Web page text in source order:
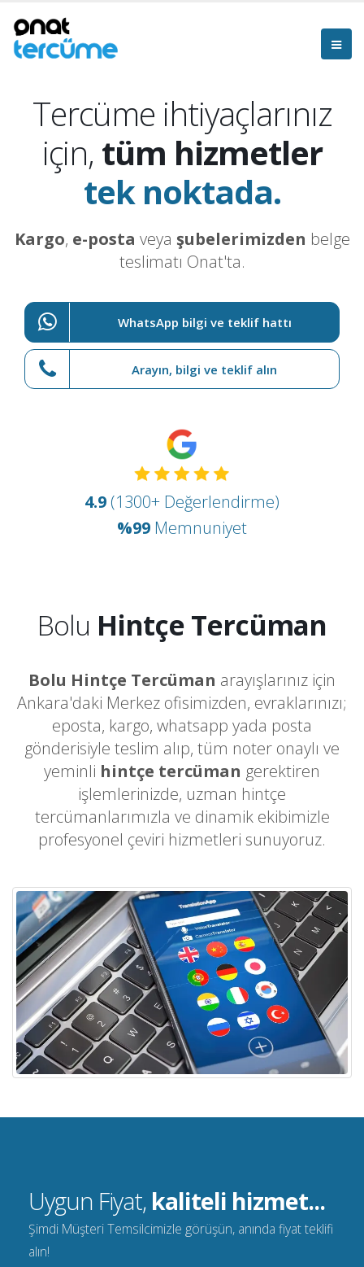
Tercüme ihtiyaçlarınız
için, tüm hizmetler
tek noktada.
Kargo, e-posta veya şubelerimizden belge
teslimatı Onat'ta.
WhatsApp bilgi ve teklif hattı
Arayın, bilgi ve teklif alın
4.9 (1300+ Değerlendirme)
%99 Memnuniyet
Bolu Hintçe Tercüman
Bolu Hintçe Tercüman arayışlarınız için
Ankara'daki Merkez ofisimizden, evraklarınızı;
eposta, kargo, whatsapp yada posta
gönderisiyle teslim alıp, tüm noter onaylı ve
yeminli hintçe tercüman gerektiren
işlemlerinizde, uzman hintçe
tercümanlarımızla ve dinamik ekibimizle
profesyonel çeviri hizmetleri sunuyoruz.
Uygun Fiyat, kaliteli hizmet...
Şimdi Müşteri Temsilcimizle görüşün, anında fiyat teklifi
alın!